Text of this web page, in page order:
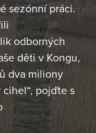
sezónní práci.
odborných
děti v Kongu,
dva miliony
cihel“, pojďte s